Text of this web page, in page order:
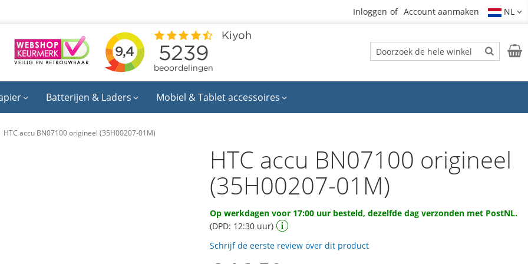
Inloggen Account aanmaken NL
Zoek
Zoek
Batterijen & Laders Mobiel & Tablet accessoires
HTC accu BN07100 origineel (35H00207-01M)
HTC accu BN07100 origineel
(35H00207-01M)
Op werkdagen voor 17:00 uur besteld, dezelfde dag verzonden met PostNL.
(DPD: 12:30 uur)
Schrijf de eerste review over dit product